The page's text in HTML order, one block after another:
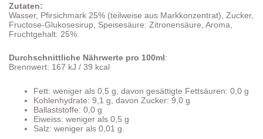
Zutaten:
Wasser, Pfirsichmark 25% (teilweise aus Markkonzentrat), Zucker,
Fructose-Glukosesirup, Speisesäure: Zitronensäure, Aroma,
Fruchtgehalt: 25%
Durchschnittliche Nährwerte pro 100ml:
Brennwert: 167 kJ / 39 kcal
Fett: weniger als 0,5 g, davon gesättigte Fettsäuren: 0,0 g
Kohlenhydrate: 9,1 g, davon Zucker: 9,0 g
Ballaststoffe: 0,0 g
Eiweiss: weniger als 0,5 g
Salz: weniger als 0,01 g.